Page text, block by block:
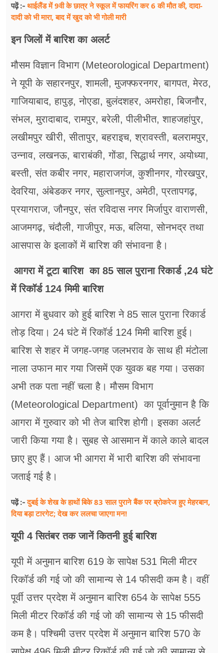
पढ़ें :- थाईलैंड में 9वी के छात्र ने स्कूल में फायरिंग कर 6 की मौत की, दादा-
दादी को भी मारा, बाद में खुद को भी गोली मारी
इन जिलों में बारिश का अलर्ट
मौसम विज्ञान विभाग (Meteorological Department)
ने यूपी के सहारनपुर, शामली, मुजफ्फरनगर, बागपत, मेरठ,
गाजियाबाद, हापुड़, नोएडा, बुलंदशहर, अमरोहा, बिजनौर,
संभल, मुरादाबाद, रामपुर, बरेली, पीलीभीत, शाहजहांपुर,
लखीमपुर खीरी, सीतापुर, बहराइच, श्रावस्ती, बलरामपुर,
उन्नाव, लखनऊ, बाराबंकी, गोंडा, सिद्धार्थ नगर, अयोध्या,
बस्ती, संत कबीर नगर, महाराजगंज, कुशीनगर, गोरखपुर,
देवरिया, अंबेडकर नगर, सुल्तानपुर, अमेठी, प्रतापगढ़,
प्रयागराज, जौनपुर, संत रविदास नगर मिर्जापुर वाराणसी,
आजमगढ़, चंदौली, गाजीपुर, मऊ, बलिया, सोनभद्र तथा
आसपास के इलाकों में बारिश की संभावना है।
आगरा में टूटा बारिश का 85 साल पुराना रिकार्ड ,24 घंटे
में रिकॉर्ड 124 मिमी बारिश
आगरा में बुधवार को हुई बारिश ने 85 साल पुराना रिकार्ड
तोड़ दिया। 24 घंटे में रिकॉर्ड 124 मिमी बारिश हुई।
बारिश से शहर में जगह-जगह जलभराव के साथ ही मंटोला
नाला उफान मार गया जिसमें एक युवक बह गया। उसका
अभी तक पता नहीं चला है। मौसम विभाग
(Meteorological Department) का पूर्वानुमान है कि
आगरा में गुरुवार को भी तेज बारिश होगी। इसका अलर्ट
जारी किया गया है। सुबह से आसमान में काले काले बादल
छाए हुए हैं। आज भी आगरा में भारी बारिश की संभावना
जताई गई है।
पढ़ें :-दुबई के शेख के हाथों बिके 83 साल पुराने बैंक पर ब्रोकरेज हुए मेहरबान,
दिया बड़ा टारगेट; देख कर ललचा जाएगा मन!
यूपी 4 सितंबर तक जानें कितनी हुई बारिश
यूपी में अनुमान बारिश 619 के सापेक्ष 531 मिली मीटर
रिकॉर्ड की गई जो की सामान्य से 14 फीसदी कम है। वहीं
पूर्वी उत्तर प्रदेश में अनुमान बारिश 654 के सापेक्ष 555
मिली मीटर रिकॉर्ड की गई जो की सामान्य से 15 फीसदी
कम है। पश्चिमी उत्तर प्रदेश में अनुमान बारिश 570 के